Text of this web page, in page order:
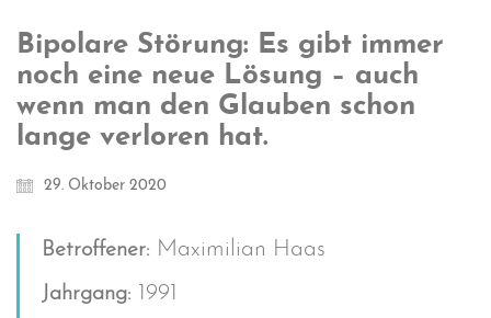
Bipolare Störung: Es gibt immer
noch eine neue Lösung – auch
wenn man den Glauben schon
lange verloren hat.
29. Oktober 2020
Betroffener: Maximilian Haas
Jahrgang: 1991